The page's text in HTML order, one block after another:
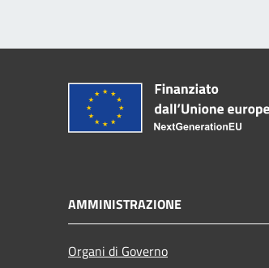
AMMINISTRAZIONE
Organi di Governo